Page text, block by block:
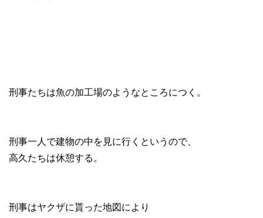
刑事たちは魚の加工場のようなところにつく。
刑事一人で建物の中を見に行くというので、
高久たちは休憩する。
刑事はヤクザに貰った地図により